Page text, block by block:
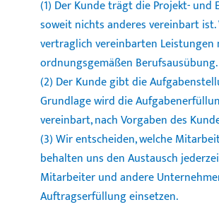
(1) Der Kunde trägt die Projekt-
soweit nichts anderes vereinbart
vertraglich vereinbarten Leistungen
ordnungsgemäßen Berufsausübung.
(2) Der Kunde gibt die
Grundlage wird die
vereinbart, nach Vorgaben des
(3) Wir entscheiden, welche
behalten uns den Austausch
Mitarbeiter und andere
Auftragserfüllung einsetzen.